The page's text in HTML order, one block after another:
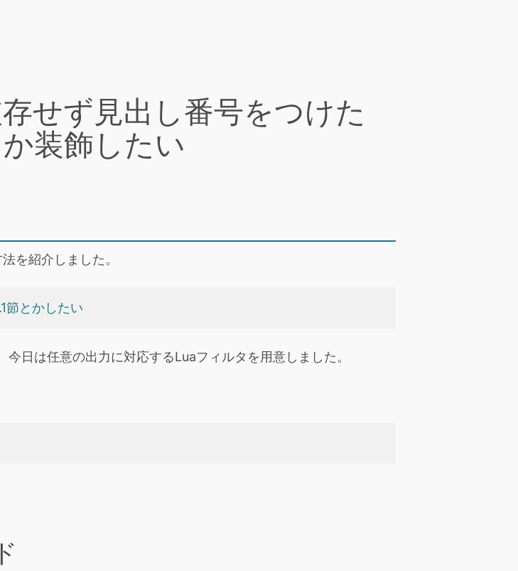
せず見出し番号をつけた
装飾したい
を紹介しました。
節とかしたい
日は任意の出力に対応するLuaフィルタを用意しました。